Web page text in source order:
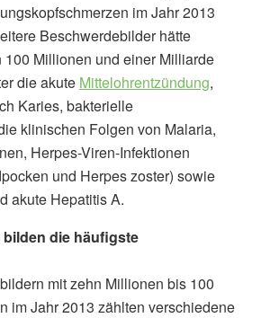
im Jahr 2013
Beschwerdebilder hätte
Millionen und einer Milliarde
die akute Mittelohrentzündung,
Karies, bakterielle
klinischen Folgen von Malaria,
Herpes-Viren-Infektionen
und Herpes zoster) sowie
akute Hepatitis A.
die häufigste
mit zehn Millionen bis 100
im Jahr 2013 zählten verschiedene